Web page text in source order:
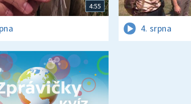
4:55
4. srpna